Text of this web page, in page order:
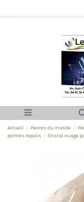
Accueil Pierres du monde
pointes repolis
Cristal nuage